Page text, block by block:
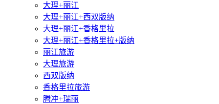
大理+丽江
大理+丽江+西双版纳
大理+丽江+香格里拉
大理+丽江+香格里拉+版纳
丽江旅游
大理旅游
西双版纳
香格里拉旅游
腾冲+瑞丽